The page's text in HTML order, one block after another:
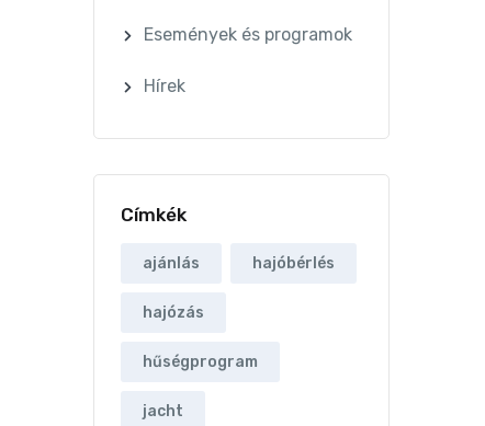
Események és programok
Hírek
Címkék
ajánlás hajóbérlés
hajózás
hűségprogram
jacht